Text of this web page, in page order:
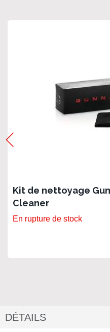
Kit de nettoyage
Cleaner
En rupture de stock
DÉTAILS